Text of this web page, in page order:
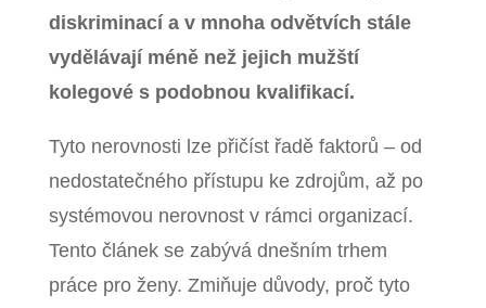
diskriminací a v mnoha odvětvích stále
vydělávají méně než jejich mužští
kolegové s podobnou kvalifikací.
Tyto nerovnosti lze přičíst řadě faktorů – od
nedostatečného přístupu ke zdrojům, až po
systémovou nerovnost v rámci organizací.
Tento článek se zabývá dnešním trhem
práce pro ženy. Zmiňuje důvody, proč tyto